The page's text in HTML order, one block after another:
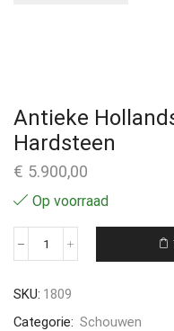
Antieke
Hardsteen
€ 5.900,00
Op voorraad
SKU: 1809
Categorie: Schouwen